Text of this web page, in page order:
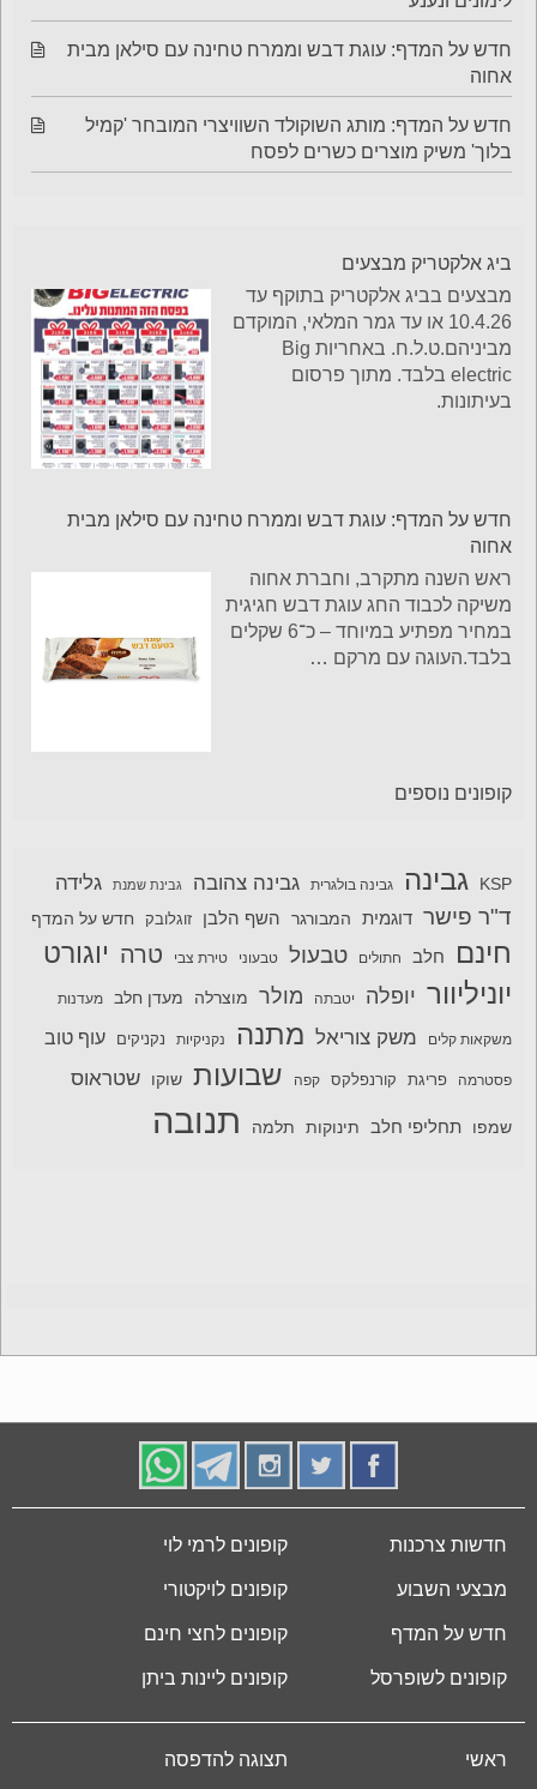
חדש על המדף: עוגת דבש וממרח טחינה עם סילאן מבית
אחוה
חדש על המדף: מותג השוקולד השוויצרי המובחר 'קמיל
בלוך' משיק מוצרים כשרים לפסח
ביג אלקטריק מבצעים
מבצעים בביג אלקטריק בתוקף עד
10.4.26 או עד גמר המלאי, המוקדם
מביניהם.ט.ל.ח. באחריות Big
electric בלבד. מתוך פרסום
בעיתונות.
חדש על המדף: עוגת דבש וממרח טחינה עם סילאן מבית
אחוה
ראש השנה מתקרב, וחברת אחוה
משיקה לכבוד החג עוגת דבש חגיגית
במחיר מפתיע במיוחד – כ־6 שקלים
בלבד.העוגה עם מרקם …
קופונים נוספים
KSP גבינה גבינה בולגרית גבינה צהובה גבינת שמנת גלידה
ד"ר פישר דוגמית המבורגר השף הלבן זוגלובק חדש על המדף
חינם חלב חתולים טבעול טבעוני טירת צבי טרה יוגורט
יוניליוור יופלה יטבתה מולר מוצרלה מעדן חלב מעדנות
משקאות קלים משק צוריאל מתנה נקניקיות נקניקים עוף טוב
פסטרמה פריגת קורנפלקס קפה שבועות שוקו שטראוס
שמפו תחליפי חלב תינוקות תלמה תנובה
חדשות צרכנות
מבצעי השבוע
חדש על המדף
קופונים לשופרסל
קופונים לרמי לוי
קופונים לויקטורי
קופונים לחצי חינם
קופונים ליינות ביתן
ראשי תצוגה להדפסה